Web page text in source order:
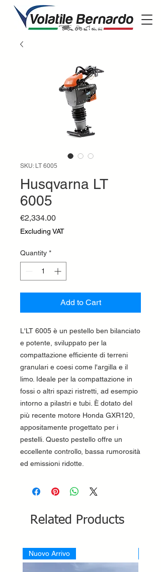
SKU: LT 6005
Husqvarna LT
6005
€2,334.00Price
Excluding VAT
Quantity *
Add to Cart
L'LT 6005 è un pestello ben bilanciato
e potente, sviluppato per la
compattazione efficiente di terreni
granulari e coesi come l'argilla e il
limo. Ideale per la compattazione in
fossi o altri spazi ristretti, ad esempio
intorno a pilastri e tubi. È dotato del
più recente motore Honda GXR120,
appositamente progettato per i
pestelli. Questo pestello offre un
eccellente controllo, bassa rumorosità
ed emissioni ridotte.
Related Products
Nuovo Arrivo